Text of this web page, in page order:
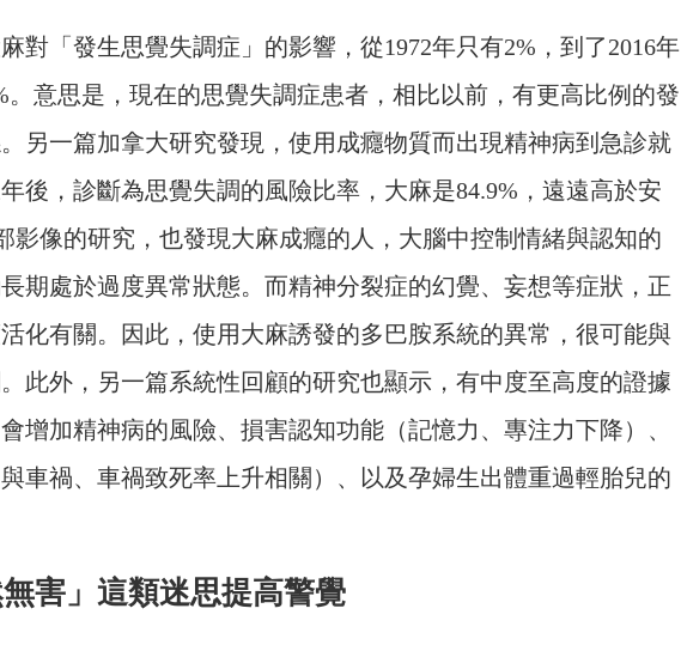
對「發生思覺失調症」的影響，從1972年只有2%，到了2016年
。意思是，現在的思覺失調症患者，相比以前，有更高比例的發
另一篇加拿大研究發現，使用成癮物質而出現精神病到急診就
後，診斷為思覺失調的風險比率，大麻是84.9%，遠遠高於安
影像的研究，也發現大麻成癮的人，大腦中控制情緒與認知的
期處於過度異常狀態。而精神分裂症的幻覺、妄想等症狀，正
化有關。因此，使用大麻誘發的多巴胺系統的異常，很可能與
此外，另一篇系統性回顧的研究也顯示，有中度至高度的證據
增加精神病的風險、損害認知功能（記憶力、專注力下降）、
車禍、車禍致死率上升相關）、以及孕婦生出體重過輕胎兒的
害」這類迷思提高警覺